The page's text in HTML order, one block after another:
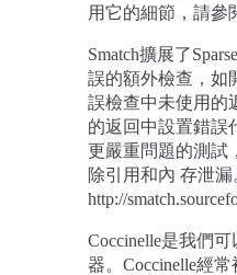
用它的細節，請參
Smatch擴展了
誤的額外檢查，如
誤檢查中未使用的
的返回中設置錯誤
更嚴重問題的測試
除引用和內 存泄
http://
Coccinelle是我們
器。Coccinelle經